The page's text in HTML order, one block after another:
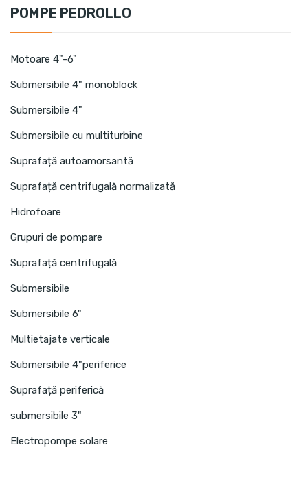
POMPE PEDROLLO
Motoare 4"-6"
Submersibile 4" monoblock
Submersibile 4"
Submersibile cu multiturbine
Suprafață autoamorsantă
Suprafață centrifugală normalizată
Hidrofoare
Grupuri de pompare
Suprafață centrifugală
Submersibile
Submersibile 6"
Multietajate verticale
Submersibile 4"periferice
Suprafață periferică
submersibile 3"
Electropompe solare